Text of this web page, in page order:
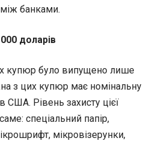
банками.
доларів
купюр було випущено лише
з цих купюр має номінальну
США. Рівень захисту цієї
спеціальний папір,
мікровізерунки,